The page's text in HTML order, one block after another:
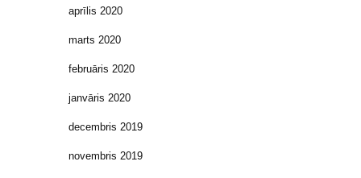
aprīlis 2020
marts 2020
februāris 2020
janvāris 2020
decembris 2019
novembris 2019